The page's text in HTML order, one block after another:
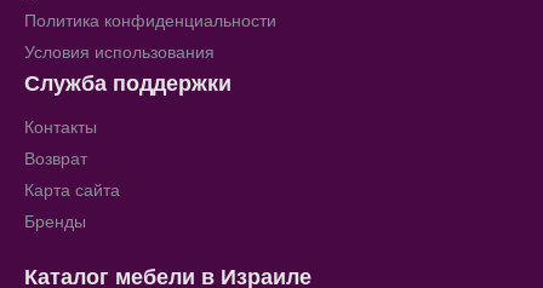
Политика конфиденциальности
Условия использования
Служба поддержки
Контакты
Возврат
Карта сайта
Бренды
Каталог мебели в Израиле